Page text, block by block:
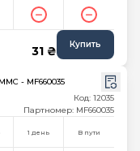
31 ₴ Купить
- MF660035
Код: 12035
Партномер: MF660035
1 день В пути